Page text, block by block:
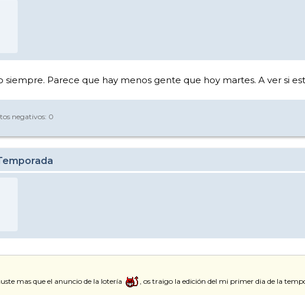
siempre. Parece que hay menos gente que hoy martes. A ver si
negativos: 0
mas que el anuncio de la lotería
, os traigo la edición del mi primer dia de la